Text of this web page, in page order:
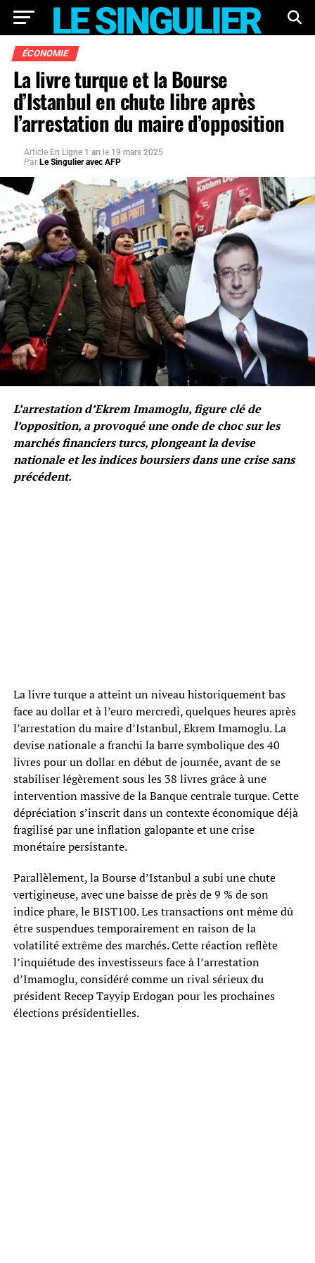
ÉCONOMIE
La livre turque et la Bourse
d’Istanbul en chute libre après
l’arrestation du maire d’opposition
Article En Ligne 1 an le 19 mars 2025
Par Le Singulier avec AFP
L’arrestation d’Ekrem Imamoglu, figure clé de
l’opposition, a provoqué une onde de choc sur les
marchés financiers turcs, plongeant la devise
nationale et les indices boursiers dans une crise sans
précédent.
La livre turque a atteint un niveau historiquement bas
face au dollar et à l’euro mercredi, quelques heures après
l’arrestation du maire d’Istanbul, Ekrem Imamoglu. La
devise nationale a franchi la barre symbolique des 40
livres pour un dollar en début de journée, avant de se
stabiliser légèrement sous les 38 livres grâce à une
intervention massive de la Banque centrale turque. Cette
dépréciation s’inscrit dans un contexte économique déjà
fragilisé par une inflation galopante et une crise
monétaire persistante.
Parallèlement, la Bourse d’Istanbul a subi une chute
vertigineuse, avec une baisse de près de 9 % de son
indice phare, le BIST100. Les transactions ont même dû
être suspendues temporairement en raison de la
volatilité extrême des marchés. Cette réaction reflète
l’inquiétude des investisseurs face à l’arrestation
d’Imamoglu, considéré comme un rival sérieux du
président Recep Tayyip Erdogan pour les prochaines
élections présidentielles.